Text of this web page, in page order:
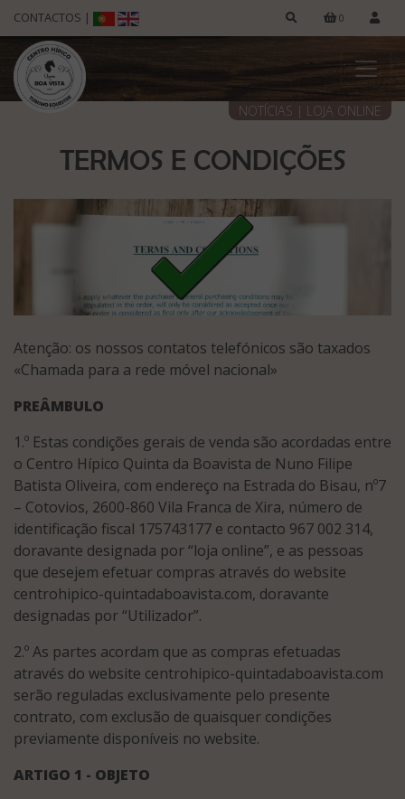
CONTACTOS | 0
NOTÍCIAS | LOJA ONLINE
TERMOS E CONDIÇÕES
Atenção: os nossos contatos telefónicos são taxados
«Chamada para a rede móvel nacional»
PREÂMBULO
1.º Estas condições gerais de venda são acordadas entre
o Centro Hípico Quinta da Boavista de Nuno Filipe
Batista Oliveira, com endereço na Estrada do Bisau, nº7
– Cotovios, 2600-860 Vila Franca de Xira, número de
identificação fiscal 175743177 e contacto 967 002 314,
doravante designada por “loja online”, e as pessoas
que desejem efetuar compras através do website
centrohipico-quintadaboavista.com, doravante
designadas por “Utilizador”.
2.º As partes acordam que as compras efetuadas
através do website centrohipico-quintadaboavista.com
serão reguladas exclusivamente pelo presente
contrato, com exclusão de quaisquer condições
previamente disponíveis no website.
ARTIGO 1 - OBJETO